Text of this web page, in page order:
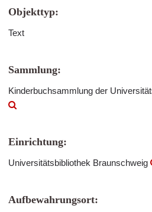
Objekttyp:
Text
Sammlung:
Kinderbuchsammlung der
Einrichtung:
Universitätsbibliothek Braunschweig
Aufbewahrungsort: